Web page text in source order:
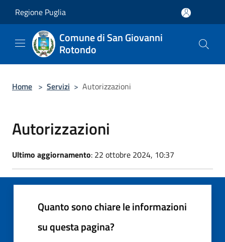
Regione Puglia
Comune di San Giovanni
Rotondo
Home > Servizi > Autorizzazioni
Autorizzazioni
Ultimo aggiornamento: 22 ottobre 2024, 10:37
Quanto sono chiare le informazioni
su questa pagina?